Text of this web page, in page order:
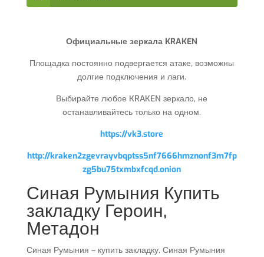
Официальные зеркала KRAKEN
Площадка постоянно подвергается атаке, возможны
долгие подключения и лаги.
Выбирайте любое KRAKEN зеркало, не
останавливайтесь только на одном.
https://vk3.store
http://kraken2zgevrayvbqptss5nf7666hmznonf3m7fp
zg5bu75txmbxfcqd.onion
Синая Румыния Купить
закладку Героин,
Метадон
Синая Румыния – купить закладку. Синая Румыния